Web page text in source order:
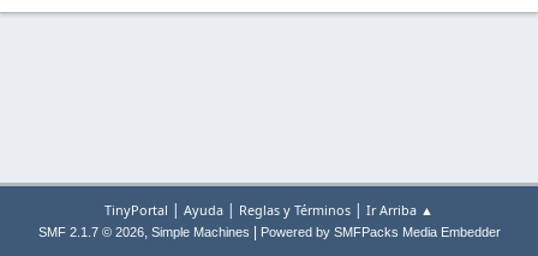
TinyPortal | Ayuda | Reglas y Términos | Ir Arriba ▲
SMF 2.1.7 © 2026, Simple Machines Powered by SMFPacks Media Embedder